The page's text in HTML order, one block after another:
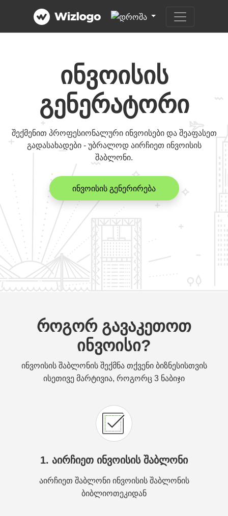
ინვოისის
გენერატორი
შექმენით პროფესიონალური ინვოისები და შეაფასეთ
გადასახადები - უბრალოდ აირჩიეთ ინვოისის
შაბლონი.
ინვოისის გენერირება
როგორ გავაკეთოთ
ინვოისი?
ინვოისის შაბლონის შექმნა თქვენი ბიზნესისთვის
ისეთივე მარტივია, როგორც 3 ნაბიჯი
1. აირჩიეთ ინვოისის შაბლონი
აირჩიეთ შაბლონი ინვოისის შაბლონის
ბიბლიოთეკიდან